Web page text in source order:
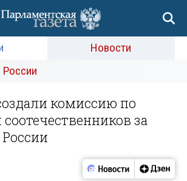
Новости
России
комиссию по
за